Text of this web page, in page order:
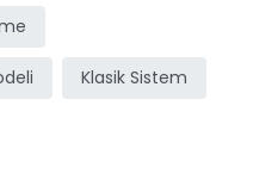
Klasik Sistem